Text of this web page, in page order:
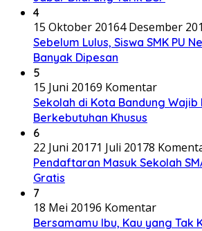
4
15 Oktober 20164 Desember
Sebelum Lulus, Siswa SMK PU
Banyak Dipesan
5
15 Juni 20169 Komentar
Sekolah di Kota Bandung Wajib
Berkebutuhan Khusus
6
22 Juni 20171 Juli 20178
Pendaftaran Masuk Sekolah
Gratis
7
18 Mei 20196 Komentar
Bersamamu Ibu, Kau yang Tak